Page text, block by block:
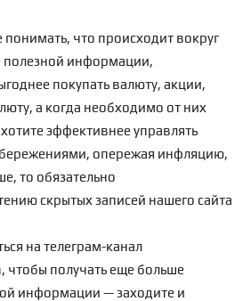
понимать, что происходит вокруг
полезной информации,
покупать валюту, акции,
а когда необходимо от них
эффективнее управлять
опережая инфляцию,
то обязательно
скрытых записей нашего сайта
на телеграм-канал
, чтобы получать еще больше
информации — заходите и